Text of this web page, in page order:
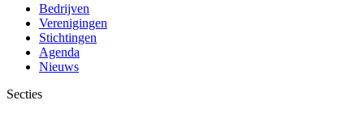
Bedrijven
Verenigingen
Stichtingen
Agenda
Nieuws
Secties